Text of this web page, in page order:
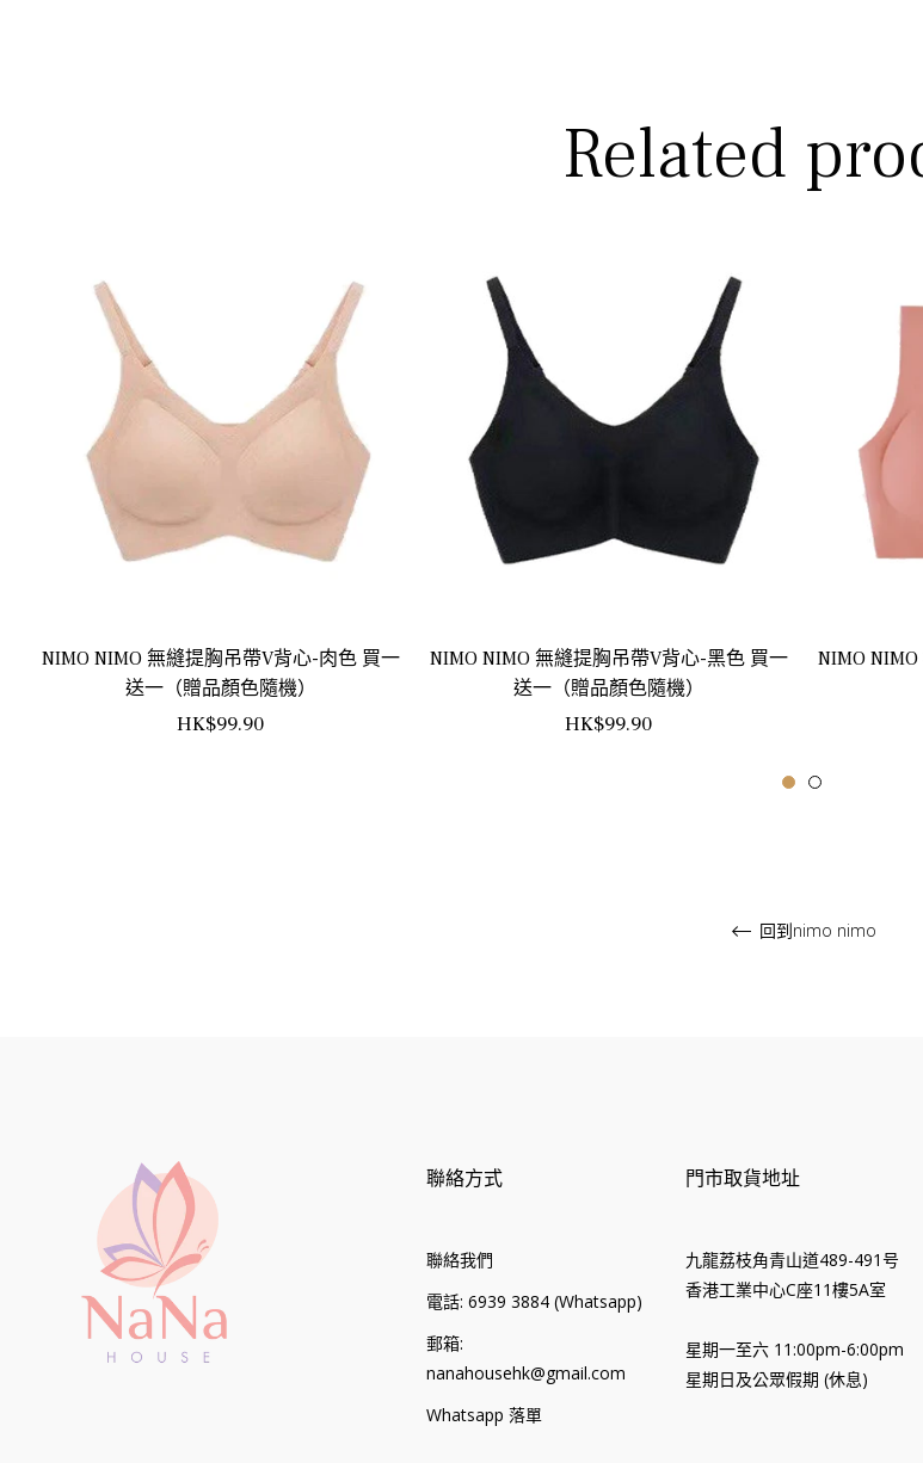
Related
NIMO NIMO 無縫提胸吊帶V背心-肉色 買一
送一（贈品顏色隨機）
正
HK$99.90
NIMO NIMO 無縫提胸吊帶V背心-黑色 買一
送一（贈品顏色隨機）
正
HK$99.90
NIMO
回到nimo nimo
聯絡方式
聯絡我們
電話: 6939 3884 (Whatsapp)
郵箱:
nanahousehk@gmail.com
Whatsapp 落單
門市取貨地址
九龍荔枝角青山道489-491号
香港工業中心C座11樓5A室
星期一至六 11:00pm-6:00pm
星期日及公眾假期 (休息)